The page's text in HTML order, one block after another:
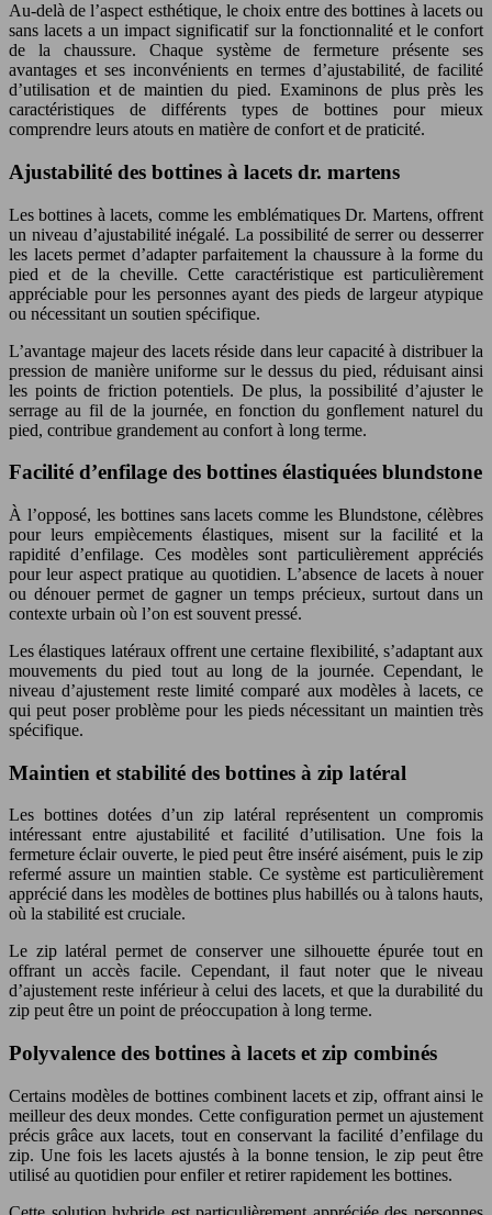
Au-delà de l’aspect esthétique, le choix entre des bottines à lacets ou
sans lacets a un impact significatif sur la fonctionnalité et le confort
de la chaussure. Chaque système de fermeture présente ses
avantages et ses inconvénients en termes d’ajustabilité, de facilité
d’utilisation et de maintien du pied. Examinons de plus près les
caractéristiques de différents types de bottines pour mieux
comprendre leurs atouts en matière de confort et de praticité.
Ajustabilité des bottines à lacets dr. martens
Les bottines à lacets, comme les emblématiques Dr. Martens, offrent
un niveau d’ajustabilité inégalé. La possibilité de serrer ou desserrer
les lacets permet d’adapter parfaitement la chaussure à la forme du
pied et de la cheville. Cette caractéristique est particulièrement
appréciable pour les personnes ayant des pieds de largeur atypique
ou nécessitant un soutien spécifique.
L’avantage majeur des lacets réside dans leur capacité à distribuer la
pression de manière uniforme sur le dessus du pied, réduisant ainsi
les points de friction potentiels. De plus, la possibilité d’ajuster le
serrage au fil de la journée, en fonction du gonflement naturel du
pied, contribue grandement au confort à long terme.
Facilité d’enfilage des bottines élastiquées blundstone
À l’opposé, les bottines sans lacets comme les Blundstone, célèbres
pour leurs empiècements élastiques, misent sur la facilité et la
rapidité d’enfilage. Ces modèles sont particulièrement appréciés
pour leur aspect pratique au quotidien. L’absence de lacets à nouer
ou dénouer permet de gagner un temps précieux, surtout dans un
contexte urbain où l’on est souvent pressé.
Les élastiques latéraux offrent une certaine flexibilité, s’adaptant aux
mouvements du pied tout au long de la journée. Cependant, le
niveau d’ajustement reste limité comparé aux modèles à lacets, ce
qui peut poser problème pour les pieds nécessitant un maintien très
spécifique.
Maintien et stabilité des bottines à zip latéral
Les bottines dotées d’un zip latéral représentent un compromis
intéressant entre ajustabilité et facilité d’utilisation. Une fois la
fermeture éclair ouverte, le pied peut être inséré aisément, puis le zip
refermé assure un maintien stable. Ce système est particulièrement
apprécié dans les modèles de bottines plus habillés ou à talons hauts,
où la stabilité est cruciale.
Le zip latéral permet de conserver une silhouette épurée tout en
offrant un accès facile. Cependant, il faut noter que le niveau
d’ajustement reste inférieur à celui des lacets, et que la durabilité du
zip peut être un point de préoccupation à long terme.
Polyvalence des bottines à lacets et zip combinés
Certains modèles de bottines combinent lacets et zip, offrant ainsi le
meilleur des deux mondes. Cette configuration permet un ajustement
précis grâce aux lacets, tout en conservant la facilité d’enfilage du
zip. Une fois les lacets ajustés à la bonne tension, le zip peut être
utilisé au quotidien pour enfiler et retirer rapidement les bottines.